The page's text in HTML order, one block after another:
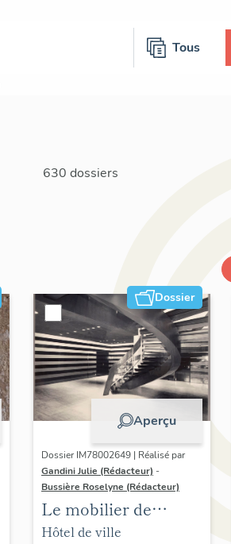
Tous
630 dossiers
Dossier
Aperçu
Dossier IM78002649 | Réalisé par
Gandini Julie (Rédacteur) -
Bussière Roselyne (Rédacteur)
Le mobilier de
l'hôtel de ville
Hôtel de ville